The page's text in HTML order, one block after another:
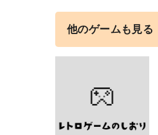
他のゲームも見る